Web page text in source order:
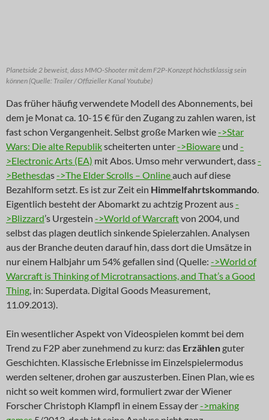
Planetside 2 beweist, dass MMO-Shooter mit dem F2P-Konzept höchstklassig sein
können (Quelle: Trailer / Offizieller Kanal Youtube)
Das früher häufig verwendete Modell des Abonnements, bei
dem je Monat ca. 10-15 € für den Zugang zu zahlen waren, ist
fast schon Vergangenheit. Selbst große Marken wie->Star
Wars: Die alte Republikscheiterten unter->Bioware und -
>Electronic Arts (EA) mit Abos. Umso mehr verwundert, dass-
>Bethesdas->The Elder Scrolls – Onlineauch auf diese
Bezahlform setzt. Es ist zur Zeit ein Himmelfahrtskommando.
Eigentlich besteht der Abomarkt zu achtzig Prozent aus-
>Blizzard’s Urgestein ->World of Warcraftvon 2004, und
selbst das plagen deutlich sinkende Spielerzahlen. Analysen
aus der Branche deuten darauf hin, dass dort die Umsätze in
nur einem Halbjahr um 54% gefallen sind (Quelle: ->World of
Warcraft is Thinking of Microtransactions, and That’s a Good
Thing, in: Superdata. Digital Goods Measurement,
11.09.2013).
Ein wesentlicher Aspekt von Videospielen kommt bei dem
Trend zu F2P aber zunehmend zu kurz: das Erzählen guter
Geschichten. Klassische Erlebnisse im Einzelspielermodus
werden seltener, drohen gar auszusterben. Einen Plan, wie es
nicht so weit kommen wird, formuliert zwar der Wiener
Forscher Christoph Klampfl in einem Essay der->making